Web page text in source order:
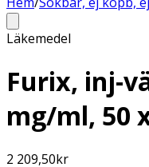
Läkemedel
Furix, inj-
mg/ml, 50
2 209,50kr